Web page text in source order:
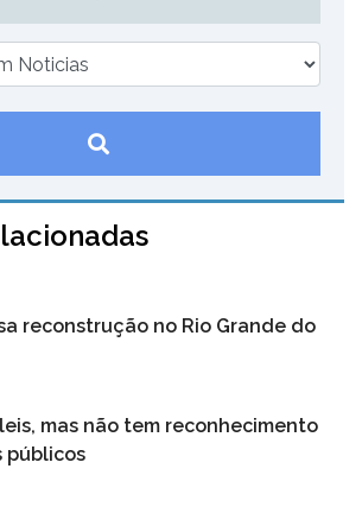
reconstrução no Rio Grande do
mas não tem reconhecimento
públicos